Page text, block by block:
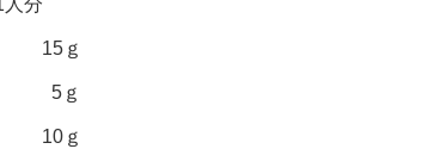
15ｇ
5ｇ
10ｇ